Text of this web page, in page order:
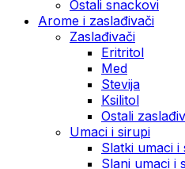
Ostali snackovi
Arome i zaslađivači
Zaslađivači
Eritritol
Med
Stevija
Ksilitol
Ostali
Umaci i sirupi
Slatki umaci i
Slani umaci i